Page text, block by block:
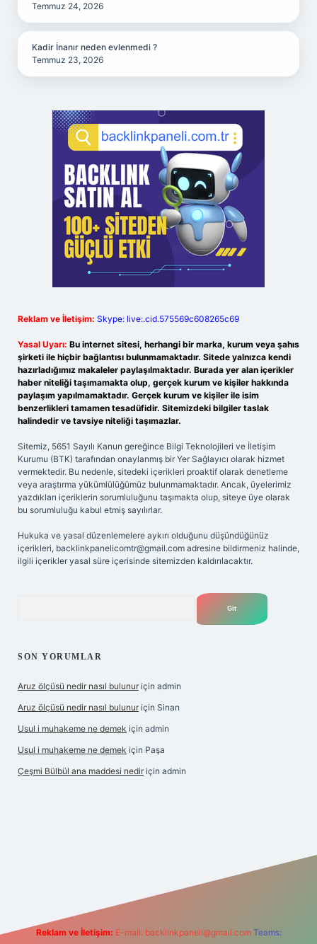
Temmuz 24, 2026
Kadir İnanır neden evlenmedi ?
Temmuz 23, 2026
Reklam ve İletişim: Skype: live:.cid.575569c608265c69
Yasal Uyarı: Bu internet sitesi, herhangi bir marka, kurum veya şahıs
şirketi ile hiçbir bağlantısı bulunmamaktadır. Sitede yalnızca kendi
hazırladığımız makaleler paylaşılmaktadır. Burada yer alan içerikler
haber niteliği taşımamakta olup, gerçek kurum ve kişiler hakkında
paylaşım yapılmamaktadır. Gerçek kurum ve kişiler ile isim
benzerlikleri tamamen tesadüfidir. Sitemizdeki bilgiler taslak
halindedir ve tavsiye niteliği taşımazlar.
Sitemiz, 5651 Sayılı Kanun gereğince Bilgi Teknolojileri ve İletişim
Kurumu (BTK) tarafından onaylanmış bir Yer Sağlayıcı olarak hizmet
vermektedir. Bu nedenle, sitedeki içerikleri proaktif olarak denetleme
veya araştırma yükümlülüğümüz bulunmamaktadır. Ancak, üyelerimiz
yazdıkları içeriklerin sorumluluğunu taşımakta olup, siteye üye olarak
bu sorumluluğu kabul etmiş sayılırlar.
Hukuka ve yasal düzenlemelere aykırı olduğunu düşündüğünüz
içerikleri, backlinkpanelicomtr@gmail.com adresine bildirmeniz halinde,
ilgili içerikler yasal süre içerisinde sitemizden kaldırılacaktır.
SON YORUMLAR
Aruz ölçüsü nedir nasıl bulunur için admin
Aruz ölçüsü nedir nasıl bulunur için Sinan
Usul i muhakeme ne demek için admin
Usul i muhakeme ne demek için Paşa
Çeşmi Bülbül ana maddesi nedir için admin
Reklam ve İletişim: E-mail: backlinkpaneli@gmail.com Teams: